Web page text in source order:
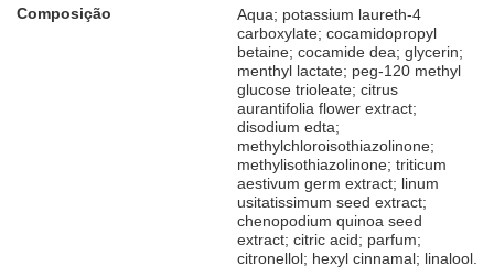
Composição
Aqua; potassium laureth-4
carboxylate; cocamidopropyl
betaine; cocamide dea; glycerin;
menthyl lactate; peg-120 methyl
glucose trioleate; citrus
aurantifolia flower extract;
disodium edta;
methylchloroisothiazolinone;
methylisothiazolinone; triticum
aestivum germ extract; linum
usitatissimum seed extract;
chenopodium quinoa seed
extract; citric acid; parfum;
citronellol; hexyl cinnamal; linalool.